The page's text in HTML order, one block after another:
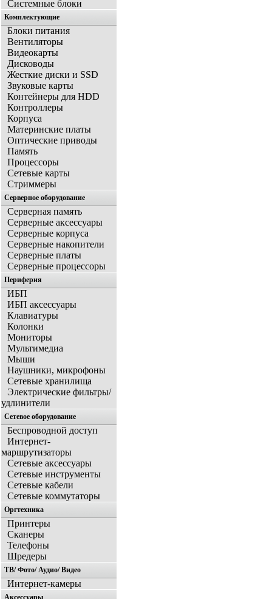
Системные блоки
Комплектующие
Блоки питания
Вентиляторы
Видеокарты
Дисководы
Жесткие диски и SSD
Звуковые карты
Контейнеры для HDD
Контроллеры
Корпуса
Материнские платы
Оптические приводы
Память
Процессоры
Сетевые карты
Стриммеры
Серверное оборудование
Серверная память
Серверные аксессуары
Серверные корпуса
Серверные накопители
Серверные платы
Серверные процессоры
Периферия
ИБП
ИБП аксессуары
Клавиатуры
Колонки
Мониторы
Мультимедиа
Мыши
Наушники, микрофоны
Сетевые хранилища
Электрические фильтры/
удлинители
Сетевое оборудование
Беспроводной доступ
Интернет-
маршрутизаторы
Сетевые аксессуары
Сетевые инструменты
Сетевые кабели
Сетевые коммутаторы
Оргтехника
Принтеры
Сканеры
Телефоны
Шредеры
ТВ/ Фото/ Аудио/ Видео
Интернет-камеры